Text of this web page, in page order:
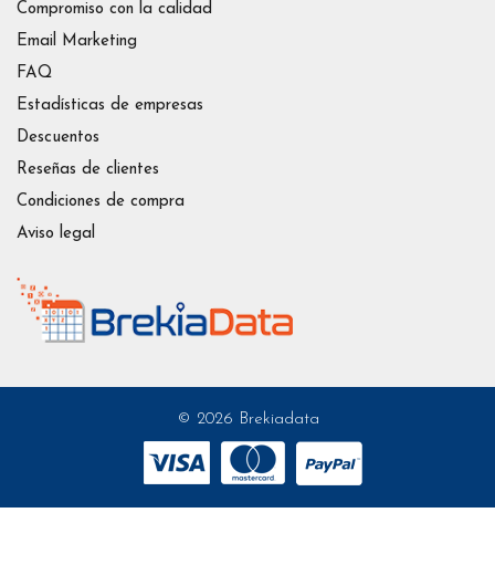
Compromiso con la calidad
Email Marketing
FAQ
Estadísticas de empresas
Descuentos
Reseñas de clientes
Condiciones de compra
Aviso legal
© 2026 Brekiadata